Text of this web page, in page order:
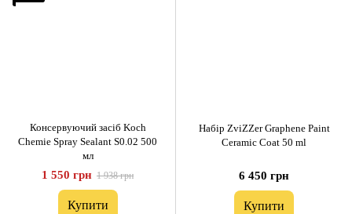
Консервуючий засіб Koch
Chemie Spray Sealant S0.02 500
мл
1 550 грн 1 938 грн
Купити
Набір ZviZZer Graphene Paint
Ceramic Coat 50 ml
6 450 грн
Купити